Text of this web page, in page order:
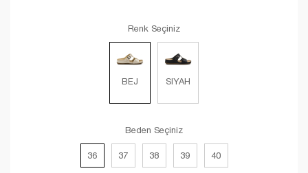
Renk Seçiniz
BEJ SIYAH
Beden Seçiniz
36 37 38 39 40